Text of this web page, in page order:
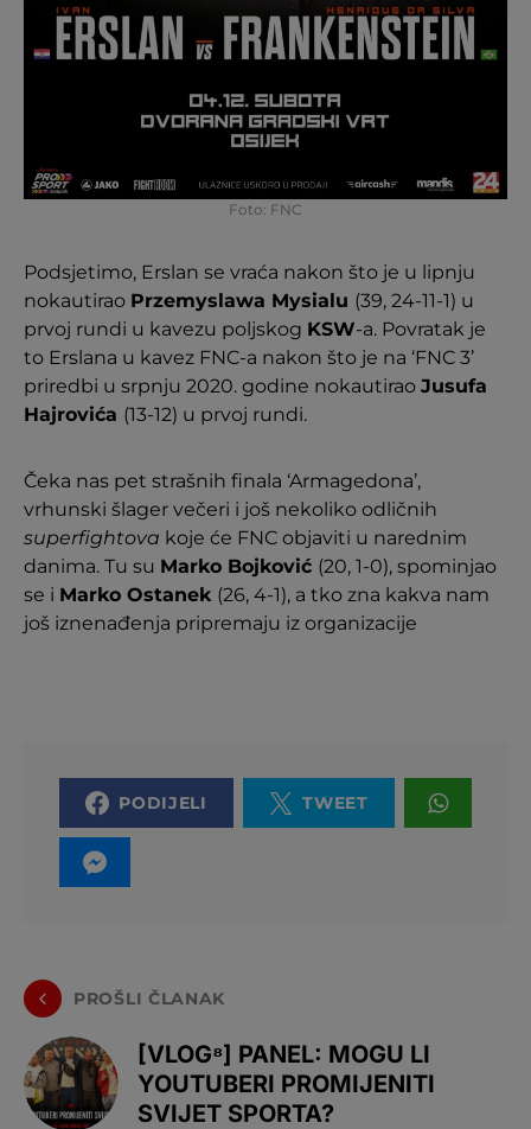
Foto: FNC
Podsjetimo, Erslan se vraća nakon što je u lipnju
nokautirao Przemyslawa Mysialu (39, 24-11-1) u
prvoj rundi u kavezu poljskog KSW-a. Povratak je
to Erslana u kavez FNC-a nakon što je na ‘FNC 3’
priredbi u srpnju 2020. godine nokautirao Jusufa
Hajrovića (13-12) u prvoj rundi.
Čeka nas pet strašnih finala ‘Armagedona’,
vrhunski šlager večeri i još nekoliko odličnih
superfightova koje će FNC objaviti u narednim
danima. Tu su Marko Bojković (20, 1-0), spominjao
se i Marko Ostanek (26, 4-1), a tko zna kakva nam
još iznenađenja pripremaju iz organizacije
PODIJELI TWEET
PROŠLI ČLANAK
[VLOG⁸] PANEL: MOGU LI
YOUTUBERI PROMIJENITI
SVIJET SPORTA?